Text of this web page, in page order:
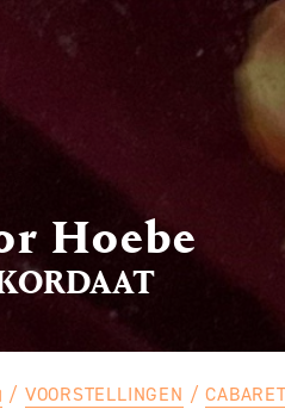
Hoebe
VOORSTELLINGEN CABARET